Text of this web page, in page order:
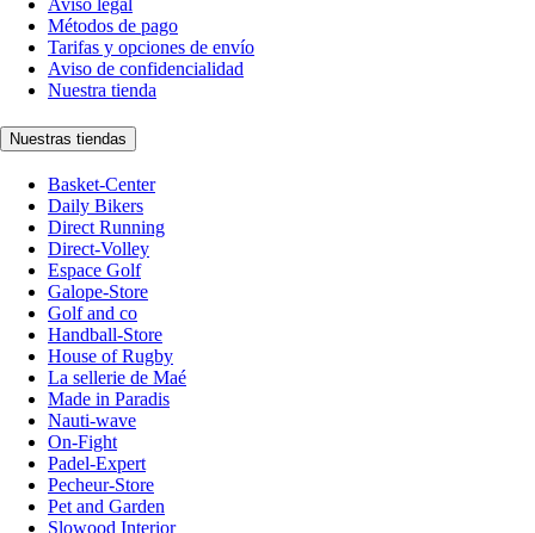
Aviso legal
Métodos de pago
Tarifas y opciones de envío
Aviso de confidencialidad
Nuestra tienda
Nuestras tiendas
Basket-Center
Daily Bikers
Direct Running
Direct-Volley
Espace Golf
Galope-Store
Golf and co
Handball-Store
House of Rugby
La sellerie de Maé
Made in Paradis
Nauti-wave
On-Fight
Padel-Expert
Pecheur-Store
Pet and Garden
Slowood Interior